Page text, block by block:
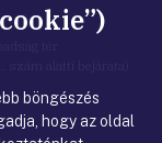
tér
alatti bejárata)
böngészés
hogy az oldal